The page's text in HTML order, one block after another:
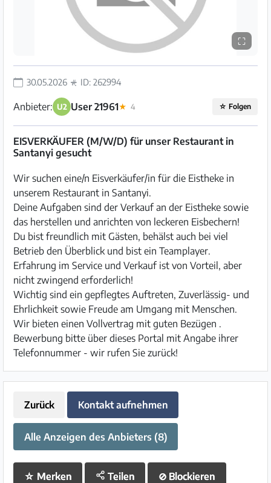
⛶
30.05.2026 ID: 262994
Anbieter: U2 User 21961★ 4 ☆ Folgen
EISVERKÄUFER (M/W/D) für unser Restaurant in
Santanyi gesucht
Wir suchen eine/n Eisverkäufer/in für die Eistheke in
unserem Restaurant in Santanyi.
Deine Aufgaben sind der Verkauf an der Eistheke sowie
das herstellen und anrichten von leckeren Eisbechern!
Du bist freundlich mit Gästen, behälst auch bei viel
Betrieb den Überblick und bist ein Teamplayer.
Erfahrung im Service und Verkauf ist von Vorteil, aber
nicht zwingend erforderlich!
Wichtig sind ein gepflegtes Auftreten, Zuverlässig- und
Ehrlichkeit sowie Freude am Umgang mit Menschen.
Wir bieten einen Vollvertrag mit guten Bezügen .
Bewerbung bitte über dieses Portal mit Angabe ihrer
Telefonnummer - wir rufen Sie zurück!
Zurück Kontakt aufnehmen
Alle Anzeigen des Anbieters (8)
☆ Merken Teilen ⊘ Blockieren